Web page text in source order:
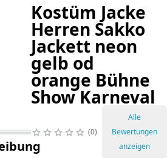
Kostüm Jacke
Herren Sakko
Jackett neon
gelb od
orange Bühne
Show Karneval
0
Alle
Bewertungen
anzeigen